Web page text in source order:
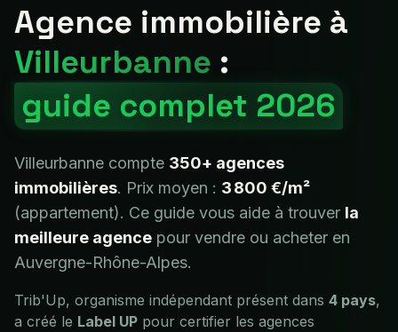
Agence immobilière à
Villeurbanne :
guide complet 2026
Villeurbanne compte 350+ agences
immobilières. Prix moyen : 3 800 €/m²
(appartement). Ce guide vous aide à trouver la
meilleure agence pour vendre ou acheter en
Auvergne-Rhône-Alpes.
Trib'Up, organisme indépendant présent dans 4 pays,
a créé le Label UP pour certifier les agences